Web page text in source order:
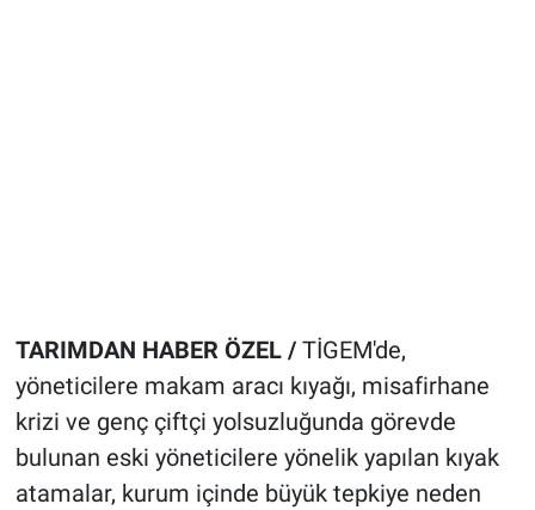
TARIMDAN HABER ÖZEL /TİGEM'de,
yöneticilere makam aracı kıyağı, misafirhane
krizi ve genç çiftçi yolsuzluğunda görevde
bulunan eski yöneticilere yönelik yapılan kıyak
atamalar, kurum içinde büyük tepkiye neden